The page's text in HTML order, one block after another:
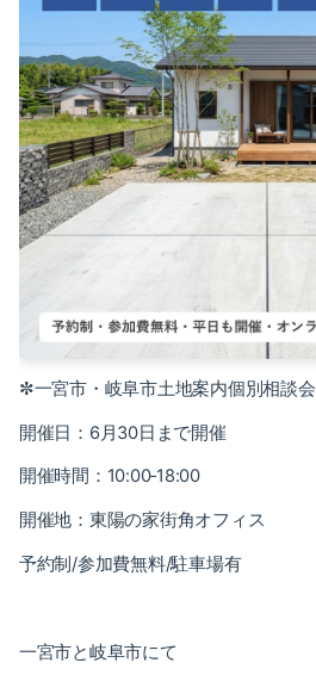
✼一宮市・岐阜市土地案内個別相談会
開催日： 6月30日まで開催
開催時間： 10:00‐18:00
開催地：東陽の家街角オフィス
予約制 /参加費無料/駐車場有
一宮市と岐阜市にて